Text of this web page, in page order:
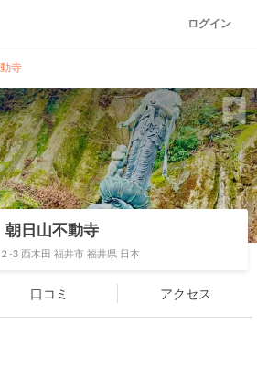
ログイン
寺
朝日山不動寺
-3 西木田 福井市 福井県 日本
口コミ アクセス